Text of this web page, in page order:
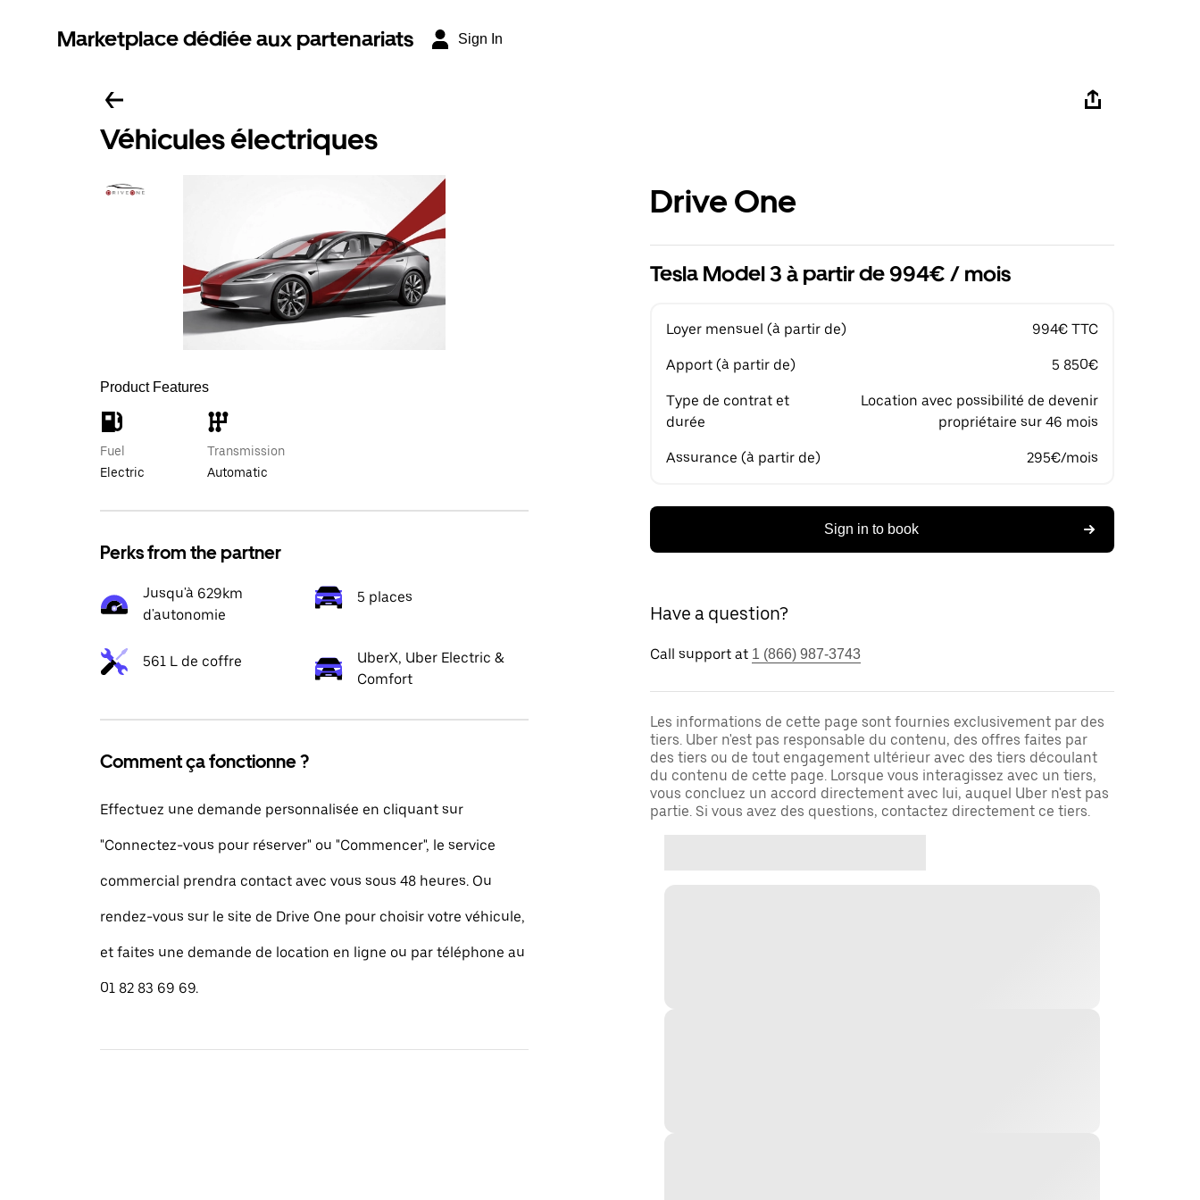
Marketplace dédiée aux partenariats Sign In
Véhicules électriques
Product Features
Fuel
Electric
Transmission
Automatic
Perks from the partner
Jusqu'à 629km
d'autonomie
5 places
561 L de coffre
UberX, Uber Electric &
Comfort
Comment ça fonctionne ?
Effectuez une demande personnalisée en cliquant sur
"Connectez-vous pour réserver" ou "Commencer", le service
commercial prendra contact avec vous sous 48 heures. Ou
rendez-vous sur le site de Drive One pour choisir votre véhicule,
et faites une demande de location en ligne ou par téléphone au
01 82 83 69 69.
Drive One
Tesla Model 3 à partir de 994€ / mois
Loyer mensuel (à partir de) 994€ TTC
Apport (à partir de) 5 850€
Type de contrat et
durée
Location avec possibilité de devenir
propriétaire sur 46 mois
Assurance (à partir de) 295€/mois
Sign in to book
Have a question?
Call support at 1 (866) 987-3743
Les informations de cette page sont fournies exclusivement par des
tiers. Uber n'est pas responsable du contenu, des offres faites par
des tiers ou de tout engagement ultérieur avec des tiers découlant
du contenu de cette page. Lorsque vous interagissez avec un tiers,
vous concluez un accord directement avec lui, auquel Uber n'est pas
partie. Si vous avez des questions, contactez directement ce tiers.